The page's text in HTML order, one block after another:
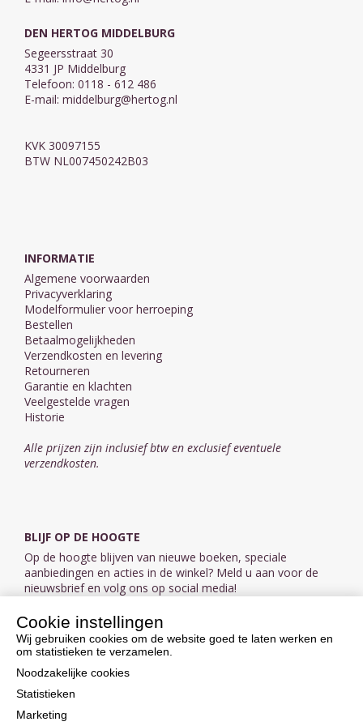
DEN HERTOG MIDDELBURG
Segeersstraat 30
4331 JP Middelburg
Telefoon: 0118 - 612 486
E-mail: middelburg@hertog.nl
KVK 30097155
BTW NL007450242B03
INFORMATIE
Algemene voorwaarden
Privacyverklaring
Modelformulier voor herroeping
Bestellen
Betaalmogelijkheden
Verzendkosten en levering
Retourneren
Garantie en klachten
Veelgestelde vragen
Historie
Alle prijzen zijn inclusief btw en exclusief eventuele
verzendkosten.
BLIJF OP DE HOOGTE
Op de hoogte blijven van nieuwe boeken, speciale
aanbiedingen en acties in de winkel? Meld u aan voor de
nieuwsbrief en volg ons op social media!
Aanmelden nieuwsbrief
VOLG ONS OP SOCIAL MEDIA
Cookie instellingen
Wij gebruiken cookies om de website goed te laten werken en
om statistieken te verzamelen.
Noodzakelijke cookies
Statistieken
Marketing